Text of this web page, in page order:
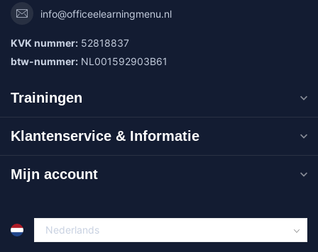
info@officeelearningmenu.nl
KVK nummer: 52818837
btw-nummer: NL001592903B61
Trainingen
Klantenservice & Informatie
Mijn account